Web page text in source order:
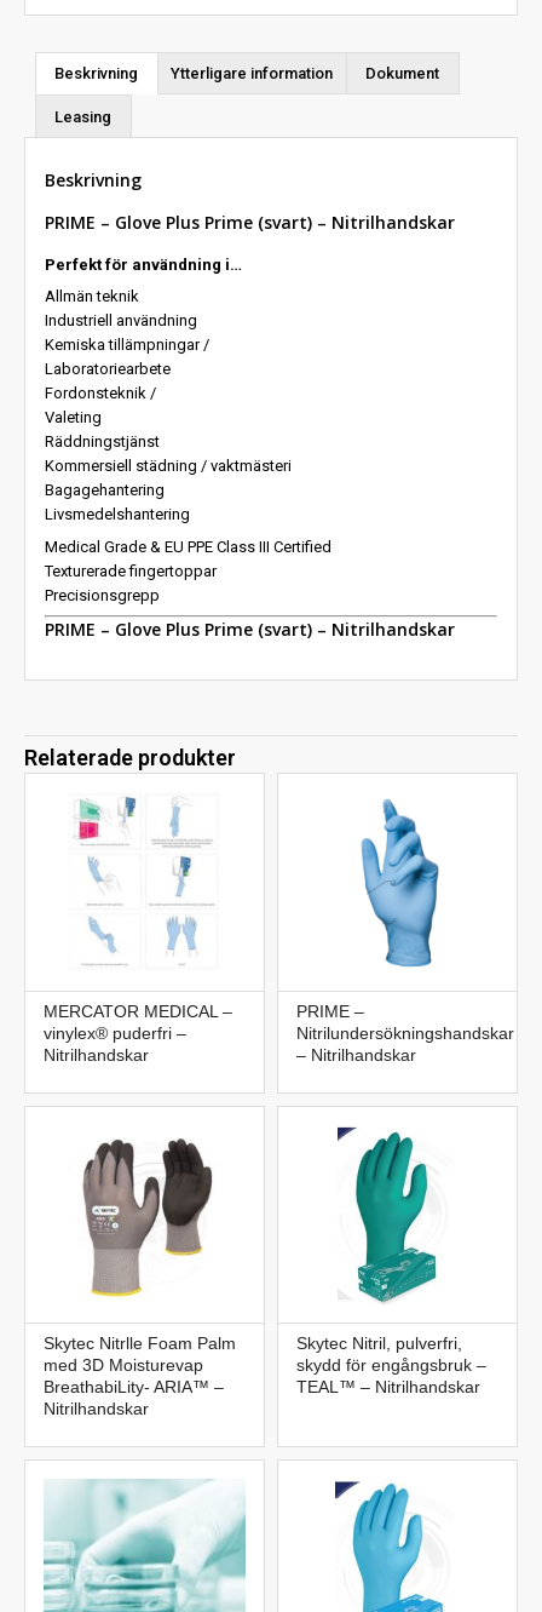
Beskrivning Ytterligare information Dokument
Leasing
Beskrivning
PRIME – Glove Plus Prime (svart) – Nitrilhandskar
Perfekt för användning i…
Allmän teknik
Industriell användning
Kemiska tillämpningar /
Laboratoriearbete
Fordonsteknik /
Valeting
Räddningstjänst
Kommersiell städning / vaktmästeri
Bagagehantering
Livsmedelshantering
Medical Grade & EU PPE Class III Certified
Texturerade fingertoppar
Precisionsgrepp
PRIME – Glove Plus Prime (svart) – Nitrilhandskar
Relaterade produkter
MERCATOR MEDICAL –
vinylex® puderfri –
Nitrilhandskar
PRIME –
Nitrilundersökningshandskar
– Nitrilhandskar
Skytec Nitrlle Foam Palm
med 3D Moisturevap
BreathabiLity- ARIA™ –
Nitrilhandskar
Skytec Nitril, pulverfri,
skydd för engångsbruk –
TEAL™ – Nitrilhandskar